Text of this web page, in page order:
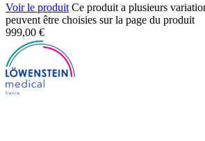
Voir le produit Ce produit a plusieurs
peuvent être choisies sur la page du produit
999,00 €